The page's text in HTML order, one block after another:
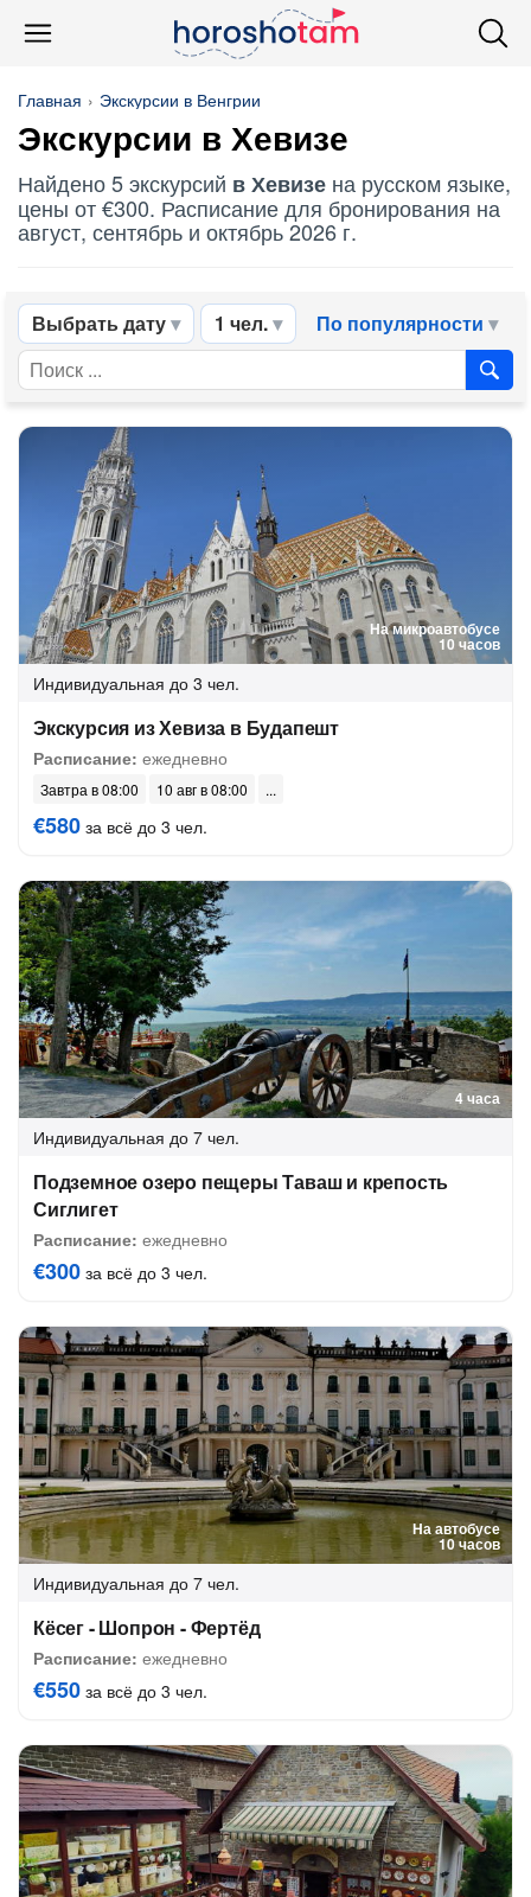
Главная Экскурсии в Венгрии
Экскурсии в Хевизе
Найдено 5 экскурсий в Хевизе на русском языке,
цены от €300. Расписание для бронирования на
август, сентябрь и октябрь 2026 г.
Выбрать дату 1 чел. По популярности
На микроавтобусе
10 часов
Индивидуальная до 3 чел.
Экскурсия из Хевиза в Будапешт
Расписание: ежедневно
Завтра в 08:00 10 авг в 08:00
€580 за всё до 3 чел.
4 часа
Индивидуальная до 7 чел.
Подземное озеро пещеры Таваш и крепость
Сиглигет
Расписание: ежедневно
€300 за всё до 3 чел.
На автобусе
10 часов
Индивидуальная до 7 чел.
Кёсег - Шопрон - Фертёд
Расписание: ежедневно
€550 за всё до 3 чел.